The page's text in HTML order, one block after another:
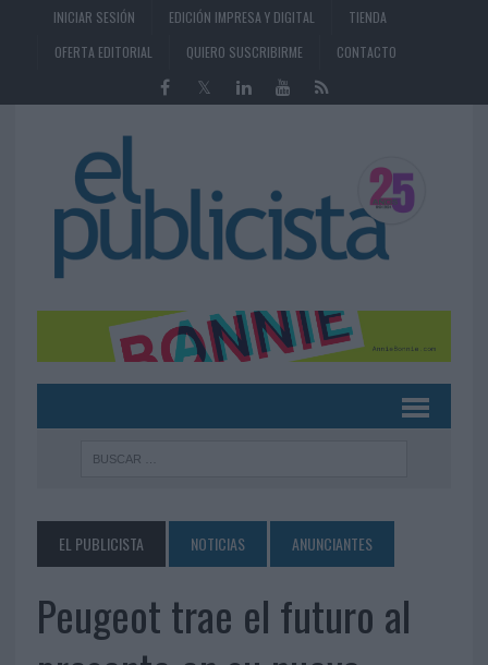
INICIAR SESIÓN EDICIÓN IMPRESA Y DIGITAL
TIENDA
OFERTA EDITORIAL
QUIERO SUSCRIBIRME CONTACTO
EL PUBLICISTA NOTICIAS ANUNCIANTES
Peugeot trae el futuro al